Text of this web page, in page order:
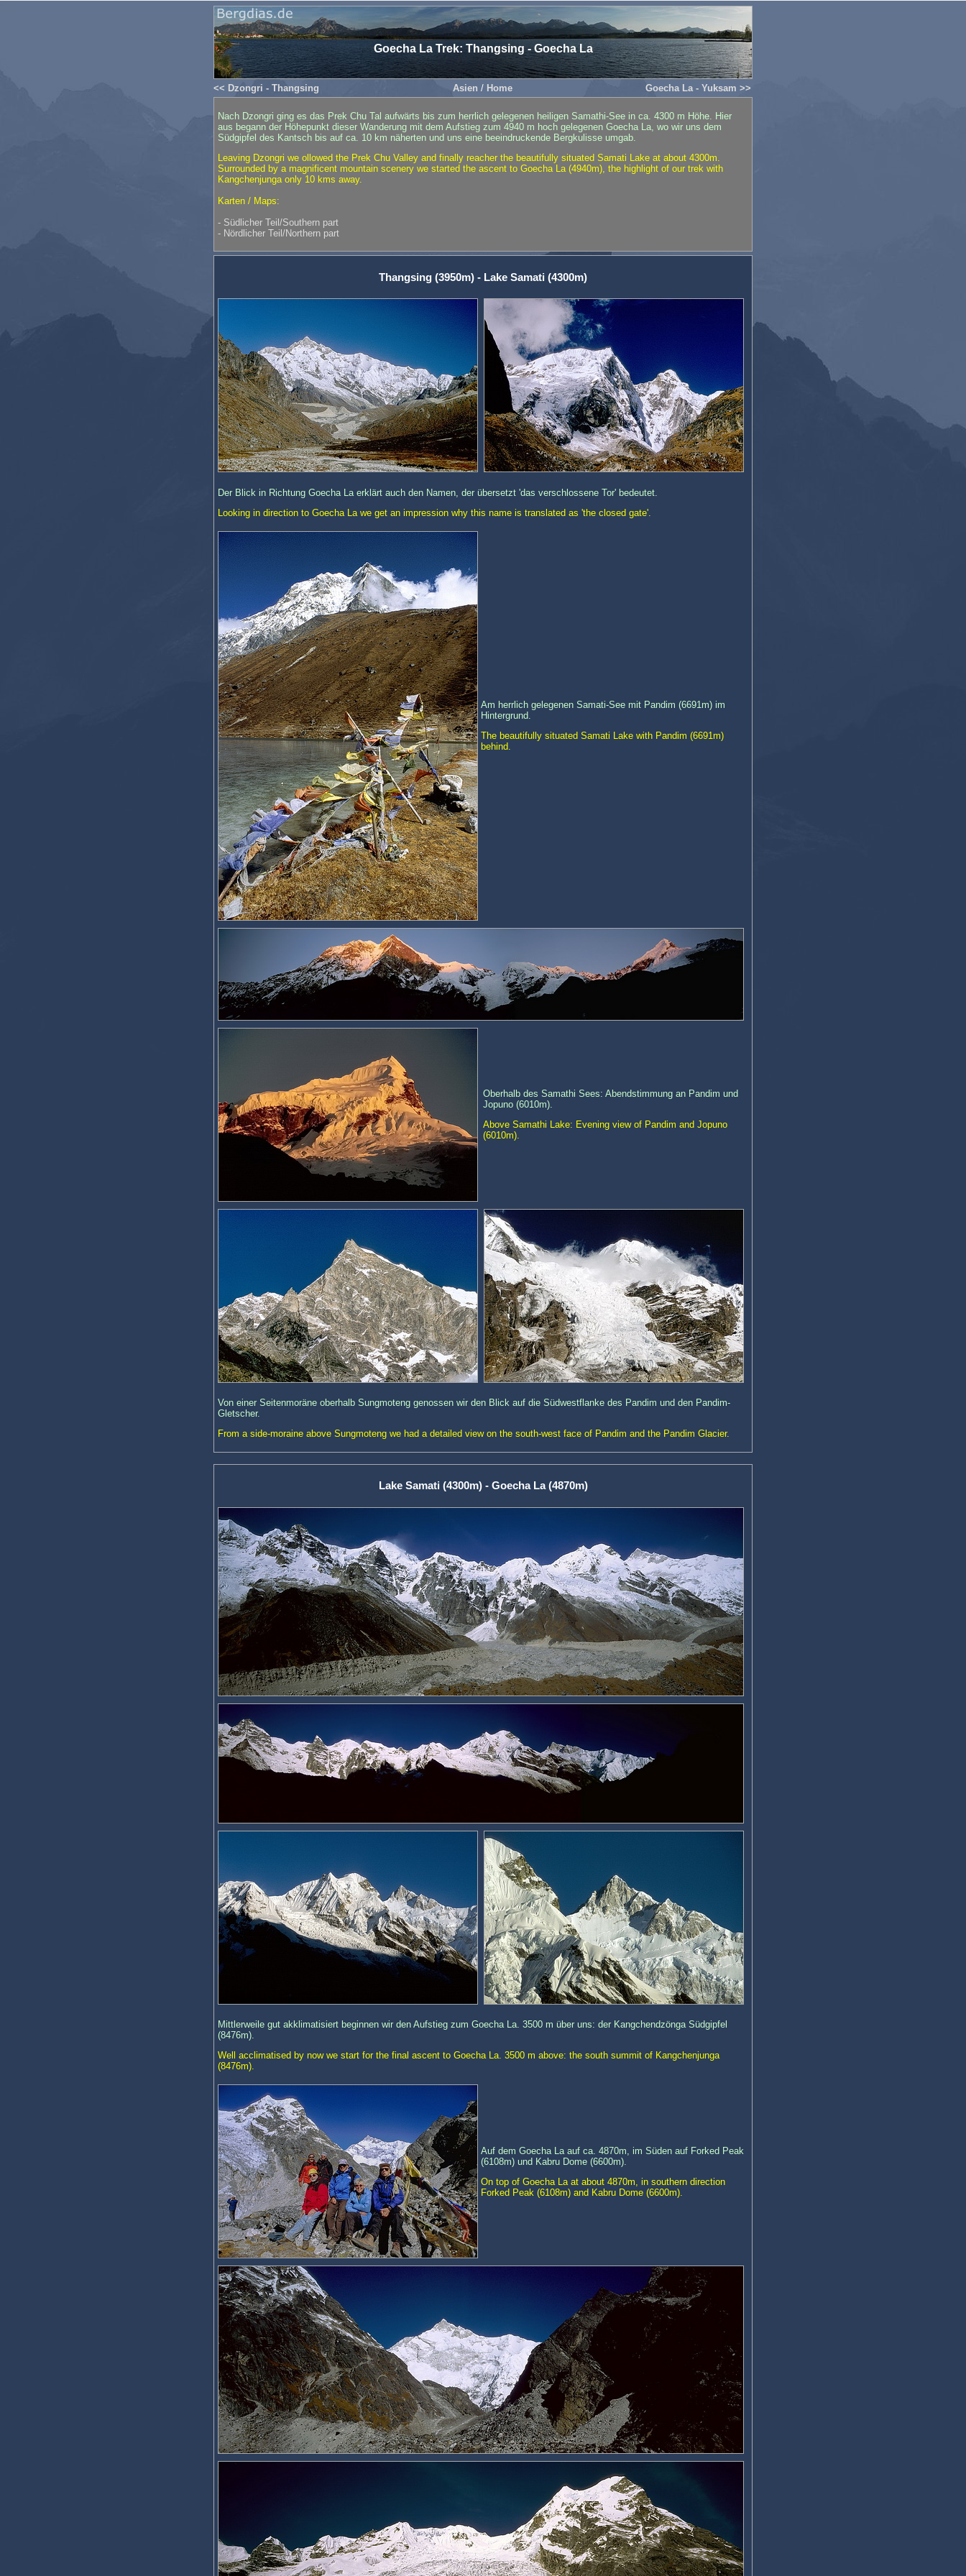
Goecha La Trek: Thangsing - Goecha La
<< Dzongri - Thangsing Asien / Home Goecha La - Yuksam >>
Nach Dzongri ging es das Prek Chu Tal aufwärts bis zum herrlich gelegenen heiligen Samathi-See in ca. 4300 m Höhe. Hier
aus begann der Höhepunkt dieser Wanderung mit dem Aufstieg zum 4940 m hoch gelegenen Goecha La, wo wir uns dem
Südgipfel des Kantsch bis auf ca. 10 km näherten und uns eine beeindruckende Bergkulisse umgab.
Leaving Dzongri we ollowed the Prek Chu Valley and finally reacher the beautifully situated Samati Lake at about 4300m.
Surrounded by a magnificent mountain scenery we started the ascent to Goecha La (4940m), the highlight of our trek with
Kangchenjunga only 10 kms away.
Karten / Maps:
- Südlicher Teil/Southern part
- Nördlicher Teil/Northern part
Thangsing (3950m) - Lake Samati (4300m)
Der Blick in Richtung Goecha La erklärt auch den Namen, der übersetzt 'das verschlossene Tor' bedeutet.
Looking in direction to Goecha La we get an impression why this name is translated as 'the closed gate'.
Am herrlich gelegenen Samati-See mit Pandim (6691m) im
Hintergrund.
The beautifully situated Samati Lake with Pandim (6691m)
behind.
Oberhalb des Samathi Sees: Abendstimmung an Pandim und
Jopuno (6010m).
Above Samathi Lake: Evening view of Pandim and Jopuno
(6010m).
Von einer Seitenmoräne oberhalb Sungmoteng genossen wir den Blick auf die Südwestflanke des Pandim und den Pandim-
Gletscher.
From a side-moraine above Sungmoteng we had a detailed view on the south-west face of Pandim and the Pandim Glacier.
Lake Samati (4300m) - Goecha La (4870m)
Mittlerweile gut akklimatisiert beginnen wir den Aufstieg zum Goecha La. 3500 m über uns: der Kangchendzönga Südgipfel
(8476m).
Well acclimatised by now we start for the final ascent to Goecha La. 3500 m above: the south summit of Kangchenjunga
(8476m).
Auf dem Goecha La auf ca. 4870m, im Süden auf Forked Peak
(6108m) und Kabru Dome (6600m).
On top of Goecha La at about 4870m, in southern direction
Forked Peak (6108m) and Kabru Dome (6600m).